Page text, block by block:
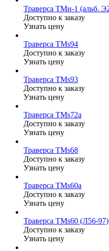
Траверса ТМи-1 (альб.
Доступно к заказу
Узнать цену
Траверса ТМs94
Доступно к заказу
Узнать цену
Траверса ТМs93
Доступно к заказу
Узнать цену
Траверса ТМs72а
Доступно к заказу
Узнать цену
Траверса ТМs68
Доступно к заказу
Узнать цену
Траверса ТМs60а
Доступно к заказу
Узнать цену
Траверса ТМs60 (Л56-97)
Доступно к заказу
Узнать цену